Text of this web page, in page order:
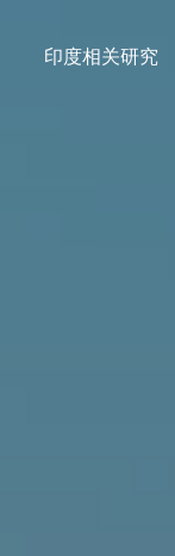
印度相关研究